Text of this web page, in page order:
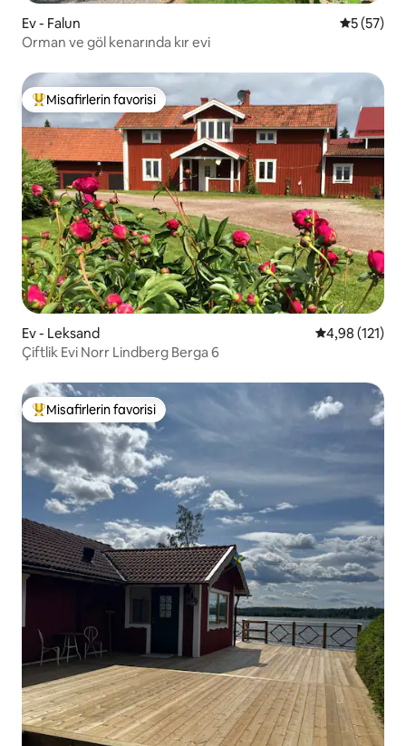
Ev - Falun 55 (57)
Orman ve göl kenarında kır evi
Misafirlerin favorilerinden en beğenilenler arasında
Misafirlerin favorisi
Ev - Leksand 5 üzerinden
4,98 (121)
Çiftlik Evi Norr Lindberg Berga 6
Misafirlerin favorilerinden en beğenilenler arasında
Misafirlerin favorisi